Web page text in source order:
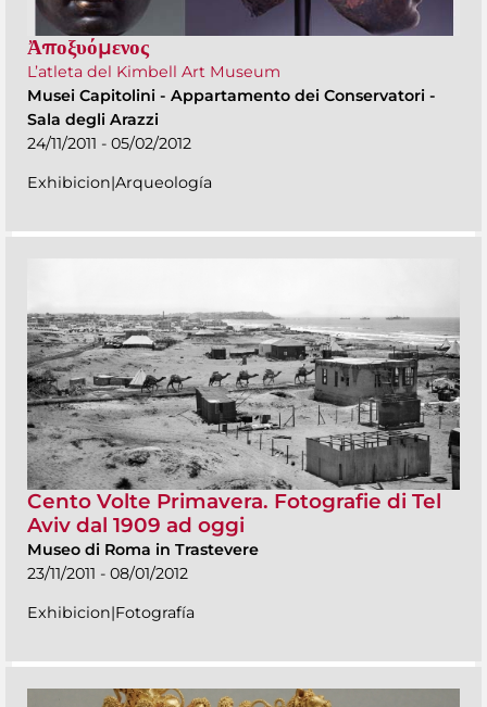
Ἀποξυόμενος
L’atleta del Kimbell Art Museum
Musei Capitolini - Appartamento dei Conservatori -
Sala degli Arazzi
24/11/2011 - 05/02/2012
Exhibicion|Arqueología
Cento Volte Primavera. Fotografie di Tel
Aviv dal 1909 ad oggi
Museo di Roma in Trastevere
23/11/2011 - 08/01/2012
Exhibicion|Fotografía